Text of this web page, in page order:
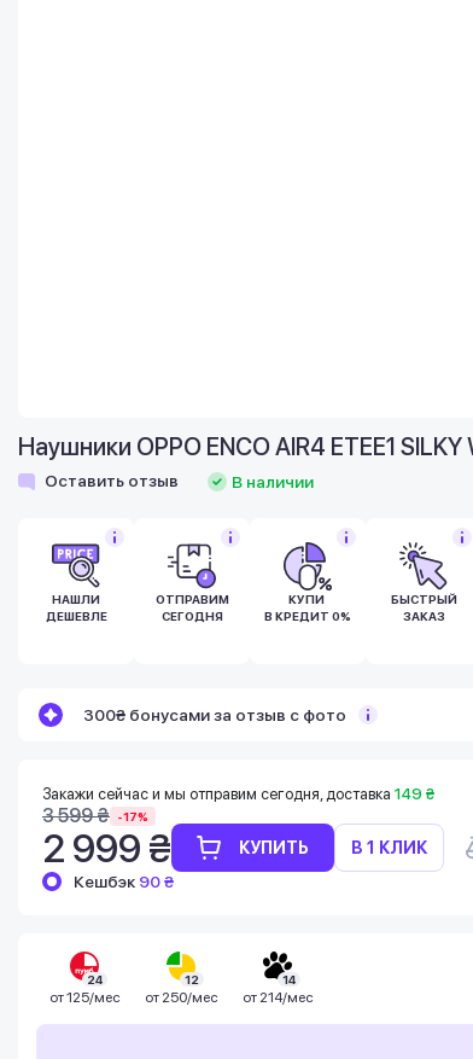
Наушники OPPO ENCO AIR4 ETEE1 SILKY
Оставить отзыв В наличии
НАШЛИ
ДЕШЕВЛЕ
ОТПРАВИМ
СЕГОДНЯ
КУПИ
В КРЕДИТ 0%
БЫСТРЫЙ
ЗАКАЗ
300₴ бонусами за отзыв с фото
Закажи сейчас и мы отправим сегодня, доставка 149 ₴
3 599 ₴ -17%
2 999 ₴ КУПИТЬ
В 1 КЛИК
Кешбэк 90 ₴
дней после покупки.
Накопленными бонусами можно оплатить
до 99% стоимости следующей покупки:
детальнее
24
от125/мес
12
от 250/мес
14
от 214/мес